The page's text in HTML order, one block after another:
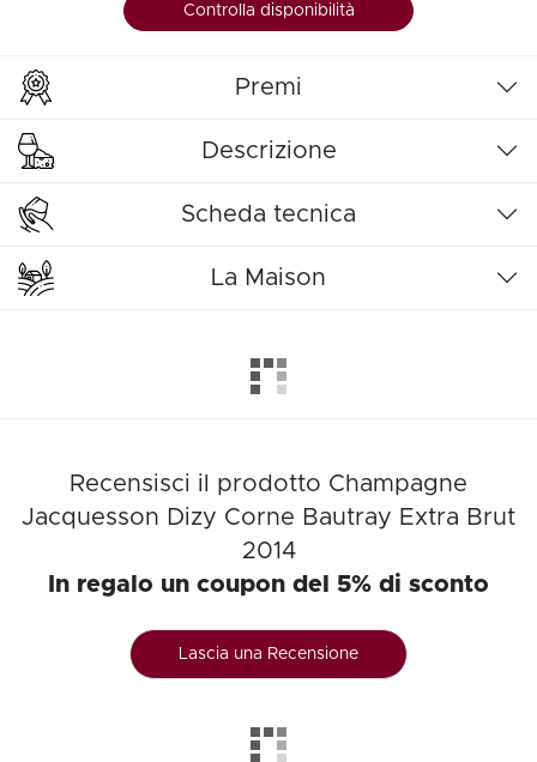
Controlla disponibilità
Premi
Descrizione
Scheda tecnica
La Maison
Recensisci il prodotto Champagne
Jacquesson Dizy Corne Bautray Extra Brut
2014
In regalo un coupon del 5% di sconto
Lascia una Recensione